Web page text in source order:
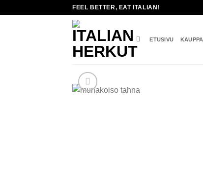
FEEL BETTER, EAT ITALIAN!
ETUSIVU KAUPPA